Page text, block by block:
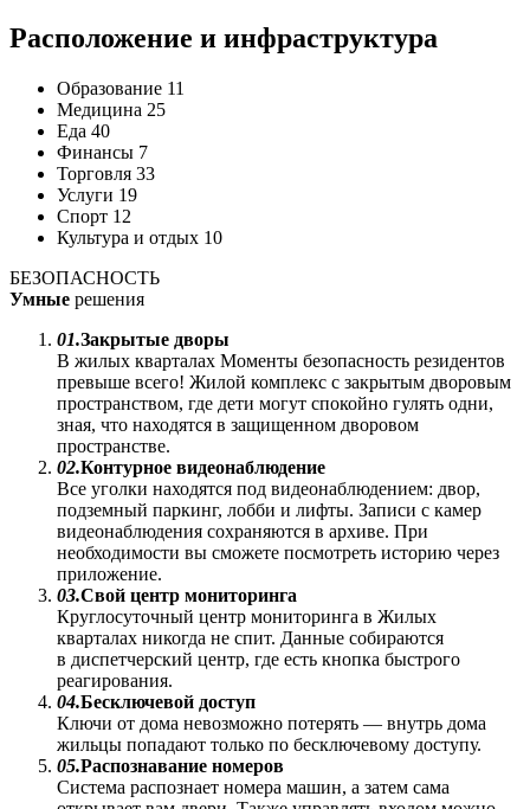
Расположение и инфраструктура
Образование 11
Медицина 25
Еда 40
Финансы 7
Торговля 33
Услуги 19
Спорт 12
Культура и отдых 10
БЕЗОПАСНОСТЬ
Умные решения
01.Закрытые дворы
В жилых кварталах Моменты безопасность резидентов
превыше всего! Жилой комплекс с закрытым дворовым
пространством, где дети могут спокойно гулять одни,
зная, что находятся в защищенном дворовом
пространстве.
02.Контурное видеонаблюдение
Все уголки находятся под видеонаблюдением: двор,
подземный паркинг, лобби и лифты. Записи с камер
видеонаблюдения сохраняются в архиве. При
необходимости вы сможете посмотреть историю через
приложение.
03.Свой центр мониторинга
Круглосуточный центр мониторинга в Жилых
кварталах никогда не спит. Данные собираются
в диспетчерский центр, где есть кнопка быстрого
реагирования.
04.Бесключевой доступ
Ключи от дома невозможно потерять — внутрь дома
жильцы попадают только по бесключевому доступу.
05.Распознавание номеров
Система распознает номера машин, а затем сама